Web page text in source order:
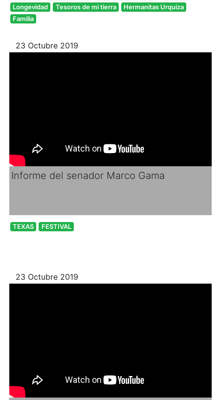
Longevidad
Tesoros de mi tierra
Hermanitas Urquiza
Familia
23 Octubre 2019
Informe del senador Marco Gama
TEXAS FESTIVAL
23 Octubre 2019